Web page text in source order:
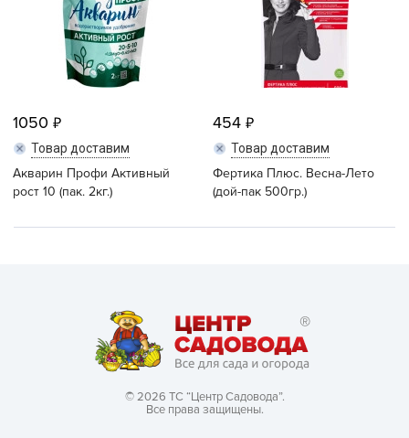
1050
Товар доставим
Акварин Профи Активный
рост 10 (пак. 2кг.)
454
Товар доставим
Фертика Плюс. Весна-Лето
(дой-пак 500гр.)
© 2026 ТС “Центр Садовода”.
Все права защищены.